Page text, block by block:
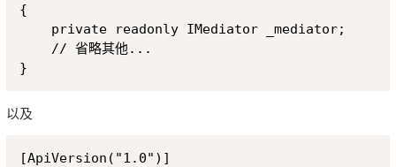
{
以及
[ApiVersion("1.0")]